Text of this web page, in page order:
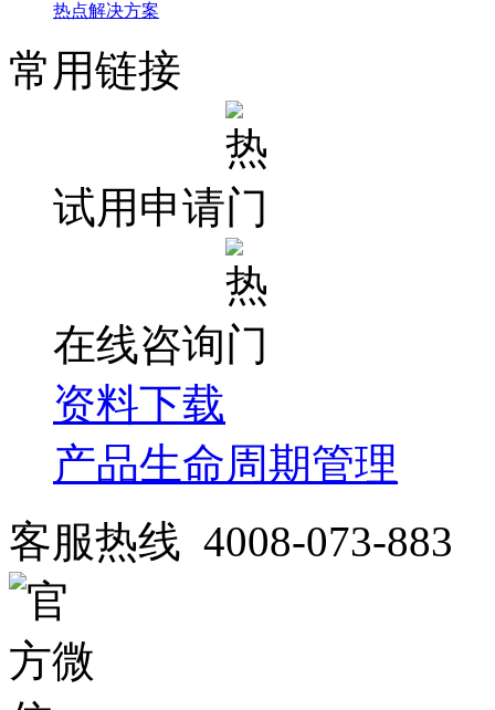
热点解决方案
常用链接
试用申请
在线咨询
资料下载
产品生命周期管理
客服热线 4008-073-883